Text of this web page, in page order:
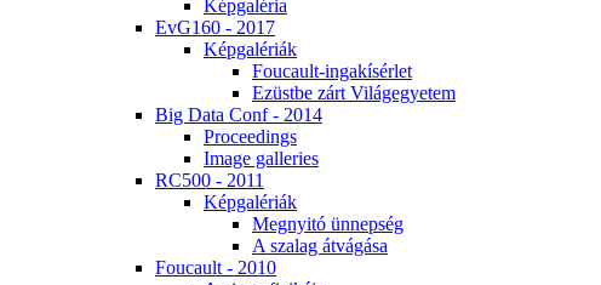
Kép­ga­lé­ria
EvG160 - 2017
Kép­ga­lé­ri­ák
Fo­u­ca­ult-in­ga­kí­sér­let
Ezüst­be zárt Vi­lág­egye­tem
Big Da­ta Conf - 2014
Pro­ce­e­dings
Image gal­le­ri­es
RC500 - 2011
Kép­ga­lé­ri­ák
Meg­nyi­tó ün­nep­ség
A sza­lag át­vá­gá­sa
Fo­u­ca­ult - 2010